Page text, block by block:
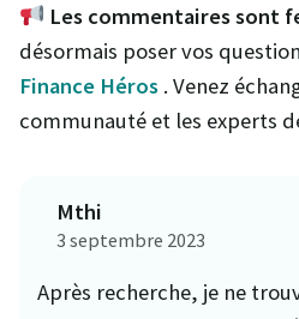
Les commentaires sont
désormais poser vos
Finance Héros . Venez
communauté et les experts
Mthi
3 septembre 2023
Après recherche, je ne